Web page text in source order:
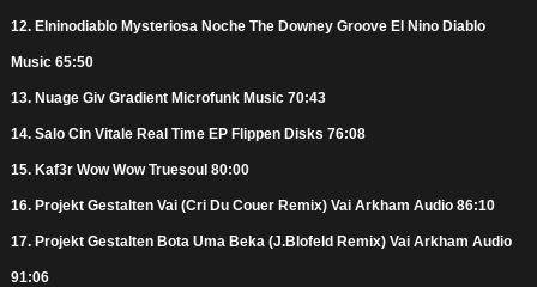
12. Elninodiablo Mysteriosa Noche The Downey Groove El Nino Diablo
Music 65:50
13. Nuage Giv Gradient Microfunk Music 70:43
14. Salo Cin Vitale Real Time EP Flippen Disks 76:08
15. Kaf3r Wow Wow Truesoul 80:00
16. Projekt Gestalten Vai (Cri Du Couer Remix) Vai Arkham Audio 86:10
17. Projekt Gestalten Bota Uma Beka (J.Blofeld Remix) Vai Arkham Audio
91:06